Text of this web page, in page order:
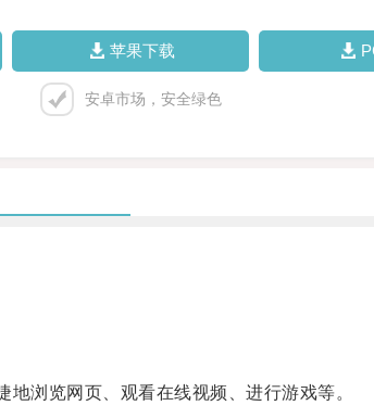
苹果下载
安卓市场，安全绿色
浏览网页、观看在线视频、进行游戏等。